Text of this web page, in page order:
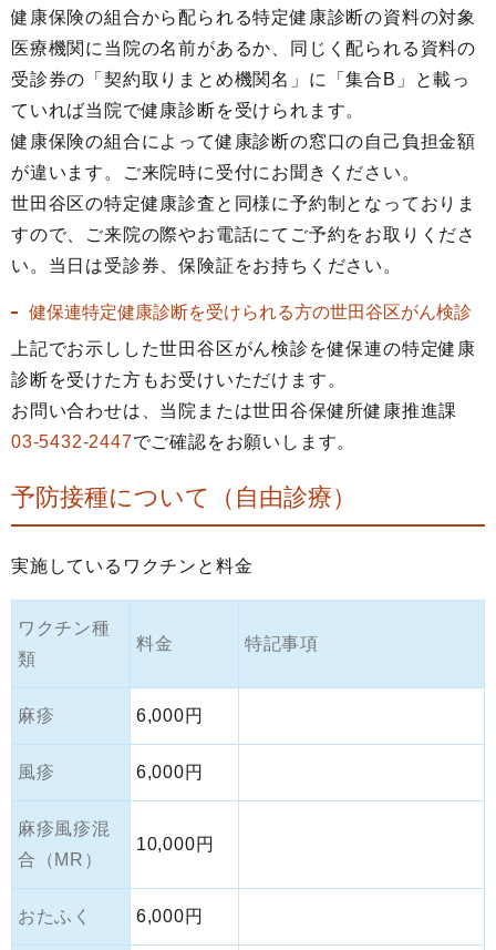
健康保険の組合から配られる特定健康診断の資料の対象
医療機関に当院の名前があるか、同じく配られる資料の
受診券の「契約取りまとめ機関名」に「集合B」と載っ
ていれば当院で健康診断を受けられます。
健康保険の組合によって健康診断の窓口の自己負担金額
が違います。ご来院時に受付にお聞きください。
世田谷区の特定健康診査と同様に予約制となっておりま
すので、ご来院の際やお電話にてご予約をお取りくださ
い。当日は受診券、保険証をお持ちください。
健保連特定健康診断を受けられる方の世田谷区がん検診
上記でお示しした世田谷区がん検診を健保連の特定健康
診断を受けた方もお受けいただけます。
お問い合わせは、当院または世田谷保健所健康推進課
03-5432-2447でご確認をお願いします。
予防接種について（自由診療）
実施しているワクチンと料金
ワクチン種
類
料金 特記事項
麻疹 6,000円
風疹 6,000円
麻疹風疹混
合（MR）
10,000円
おたふく 6,000円